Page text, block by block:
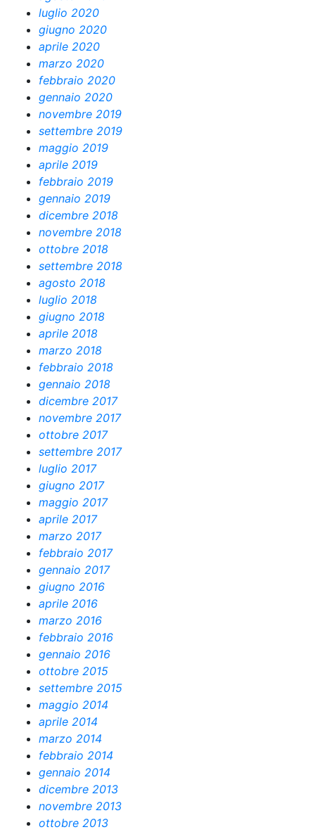
luglio 2020
giugno 2020
aprile 2020
marzo 2020
febbraio 2020
gennaio 2020
novembre 2019
settembre 2019
maggio 2019
aprile 2019
febbraio 2019
gennaio 2019
dicembre 2018
novembre 2018
ottobre 2018
settembre 2018
agosto 2018
luglio 2018
giugno 2018
aprile 2018
marzo 2018
febbraio 2018
gennaio 2018
dicembre 2017
novembre 2017
ottobre 2017
settembre 2017
luglio 2017
giugno 2017
maggio 2017
aprile 2017
marzo 2017
febbraio 2017
gennaio 2017
giugno 2016
aprile 2016
marzo 2016
febbraio 2016
gennaio 2016
ottobre 2015
settembre 2015
maggio 2014
aprile 2014
marzo 2014
febbraio 2014
gennaio 2014
dicembre 2013
novembre 2013
ottobre 2013